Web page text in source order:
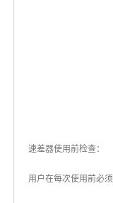
速差器使用前检查：
用户在每次使用前必